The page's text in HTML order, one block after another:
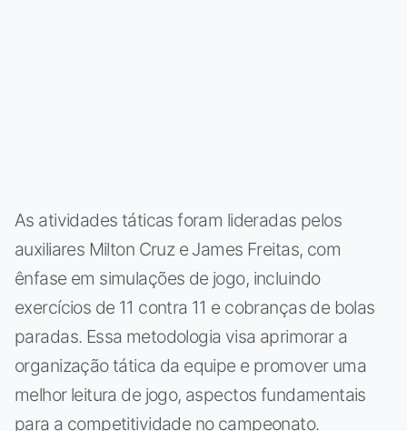
As atividades táticas foram lideradas pelos
auxiliares Milton Cruz e James Freitas, com
ênfase em simulações de jogo, incluindo
exercícios de 11 contra 11 e cobranças de bolas
paradas. Essa metodologia visa aprimorar a
organização tática da equipe e promover uma
melhor leitura de jogo, aspectos fundamentais
para a competitividade no campeonato.